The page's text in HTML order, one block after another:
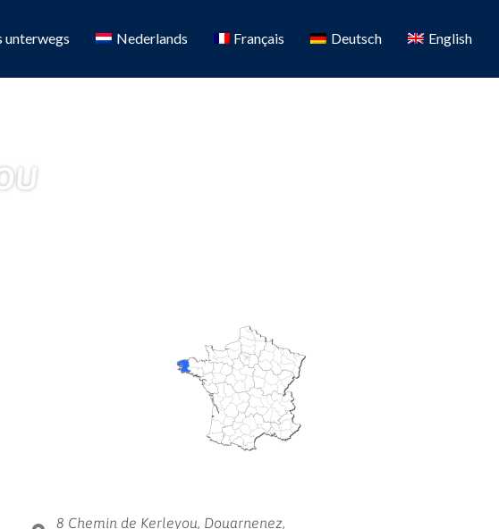
unterwegs Nederlands Français Deutsch English
8 Chemin de Kerleyou, Douarnenez,